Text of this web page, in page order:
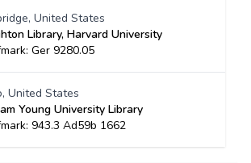
United States
Library, Harvard University
Ger 9280.05
United States
Young University Library
943.3 Ad59b 1662